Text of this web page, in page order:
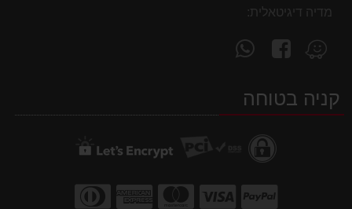
מדיה דיגיטאלית:
מצא
אותנו
Waze
עקוב
אחרינו
facebookקניה בטוחה